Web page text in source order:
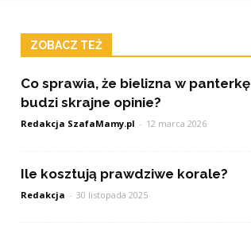
ZOBACZ TEŻ
Co sprawia, że bielizna w panterkę
budzi skrajne opinie?
Redakcja SzafaMamy.pl - 12 marca 2026
Ile kosztują prawdziwe korale?
Redakcja - 30 listopada 2025